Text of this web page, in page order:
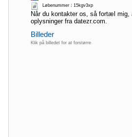
Løbenummer：15kgv3xp
Når du kontakter os, så fortæl mig,
oplysninger fra datezr.com.
Billeder
Klik på billedet for at forstørre